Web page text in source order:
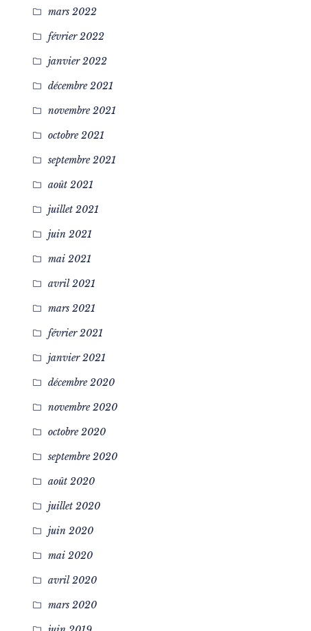
mars 2022
février 2022
janvier 2022
décembre 2021
novembre 2021
octobre 2021
septembre 2021
août 2021
juillet 2021
juin 2021
mai 2021
avril 2021
mars 2021
février 2021
janvier 2021
décembre 2020
novembre 2020
octobre 2020
septembre 2020
août 2020
juillet 2020
juin 2020
mai 2020
avril 2020
mars 2020